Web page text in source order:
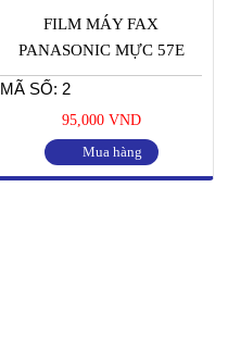
FILM MÁY FAX
PANASONIC MỰC 57E
MÃ SỐ: 2
95,000 VND
Mua hàng